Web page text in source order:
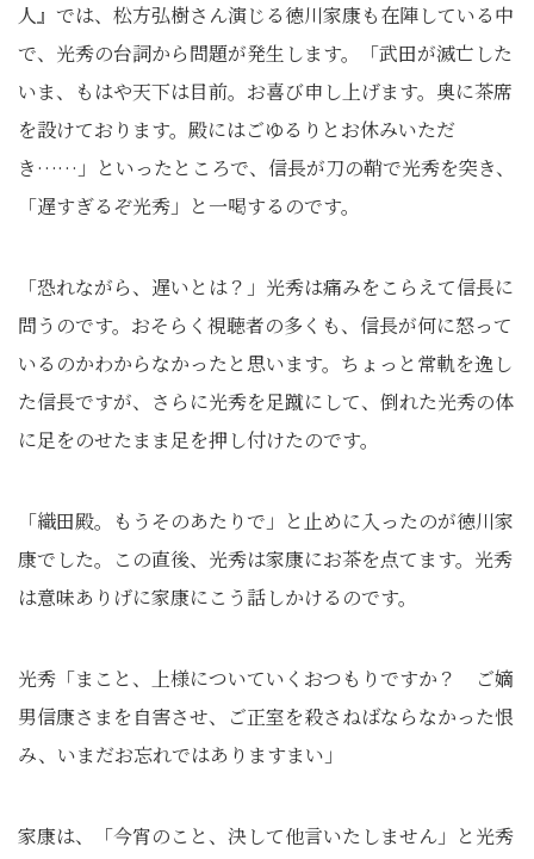
人』では、松方弘樹さん演じる徳川家康も在陣している中
で、光秀の台詞から問題が発生します。「武田が滅亡した
いま、もはや天下は目前。お喜び申し上げます。奥に茶席
を設けております。殿にはごゆるりとお休みいただ
き……」といったところで、信長が刀の鞘で光秀を突き、
「遅すぎるぞ光秀」と一喝するのです。
「恐れながら、遅いとは？」光秀は痛みをこらえて信長に
問うのです。おそらく視聴者の多くも、信長が何に怒って
いるのかわからなかったと思います。ちょっと常軌を逸し
た信長ですが、さらに光秀を足蹴にして、倒れた光秀の体
に足をのせたまま足を押し付けたのです。
「織田殿。もうそのあたりで」と止めに入ったのが徳川家
康でした。この直後、光秀は家康にお茶を点てます。光秀
は意味ありげに家康にこう話しかけるのです。
光秀「まこと、上様についていくおつもりですか？ ご嫡
男信康さまを自害させ、ご正室を殺さねばならなかった恨
み、いまだお忘れではありますまい」
家康は、「今宵のこと、決して他言いたしません」と光秀